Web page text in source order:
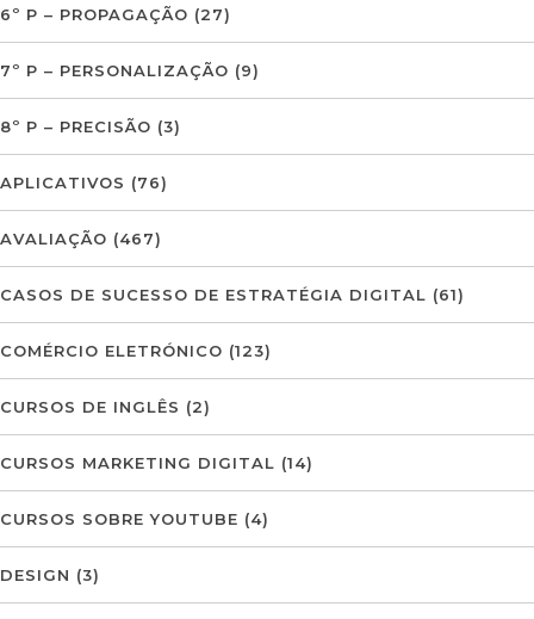
6º P – PROPAGAÇÃO (27)
7º P – PERSONALIZAÇÃO (9)
8º P – PRECISÃO (3)
APLICATIVOS (76)
AVALIAÇÃO (467)
CASOS DE SUCESSO DE ESTRATÉGIA DIGITAL (61)
COMÉRCIO ELETRÓNICO (123)
CURSOS DE INGLÊS (2)
CURSOS MARKETING DIGITAL (14)
CURSOS SOBRE YOUTUBE (4)
DESIGN (3)